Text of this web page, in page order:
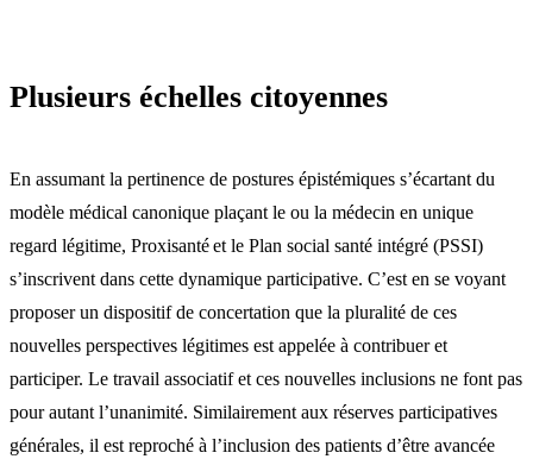
Plusieurs échelles citoyennes
En assumant la pertinence de postures épistémiques s’écartant du
modèle médical canonique plaçant le ou la médecin en unique
regard légitime, Proxisanté et le Plan social santé intégré (PSSI)
s’inscrivent dans cette dynamique participative. C’est en se voyant
proposer un dispositif de concertation que la pluralité de ces
nouvelles perspectives légitimes est appelée à contribuer et
participer. Le travail associatif et ces nouvelles inclusions ne font pas
pour autant l’unanimité. Similairement aux réserves participatives
générales, il est reproché à l’inclusion des patients d’être avancée